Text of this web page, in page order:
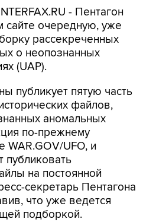
- Пентагон
сайте очередную, уже
рассекреченных
о неопознанных
(UAP).
публикует пятую часть
файлов,
аномальных
по-прежнему
WAR.GOV/UFO, и
публиковать
на постоянной
секретарь Пентагона
что уже ведется
подборкой.